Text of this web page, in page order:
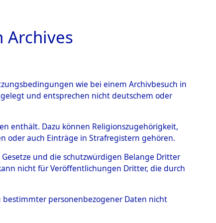
Anzahl unbekannter
ihrer Grablegungen:
(84628040)
wie bei einem Archivbesuch in
und entsprechen nicht deutschem oder
enthält. Dazu können Religionszugehörigkeit,
oder auch Einträge in Strafregistern gehören.
und die schutzwürdigen Belange Dritter
nicht für Veröffentlichungen Dritter, die durch
personenbezogener Daten nicht